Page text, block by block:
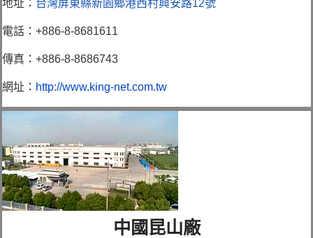
地址： 台灣屏東縣新園鄉港西村興安路12號
電話：+886-8-8681611
傳真：+886-8-8686743
網址： http://www.king-net.com.tw
中國昆山廠